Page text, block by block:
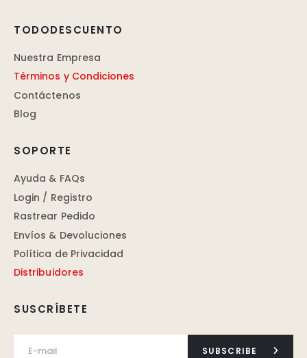
SUSCRÍBETE
SUBSCRIBE
TODODESCUENTO
Nuestra Empresa
Términos y Condiciones
Contáctenos
Blog
SOPORTE
Ayuda & FAQs
Login / Registro
Rastrear Pedido
Envíos & Devoluciones
Política de Privacidad
Distribuidores